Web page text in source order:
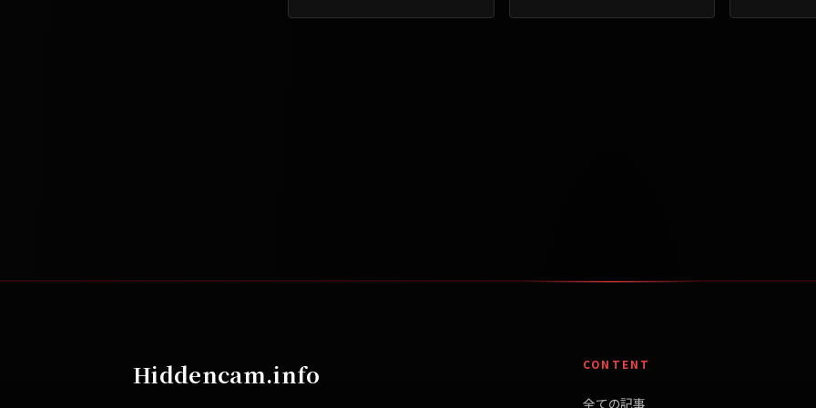
Hiddencam.info CONTENT
全ての記事